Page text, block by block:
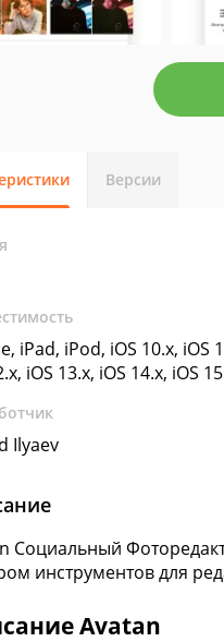
Версии
iPad, iPod, iOS 10.x, iOS
iOS 13.x, iOS 14.x, iOS
Ilyaev
Социальный
инструментов для
Avatan